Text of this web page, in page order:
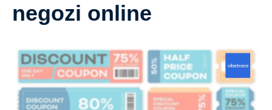
negozi online